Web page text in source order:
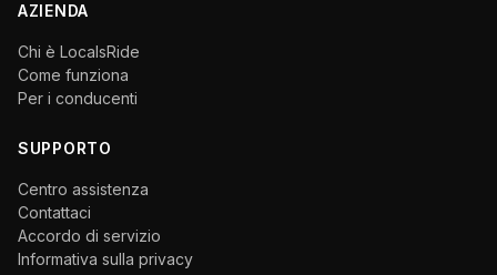
AZIENDA
Chi è LocalsRide
Come funziona
Per i conducenti
SUPPORTO
Centro assistenza
Contattaci
Accordo di servizio
Informativa sulla privacy